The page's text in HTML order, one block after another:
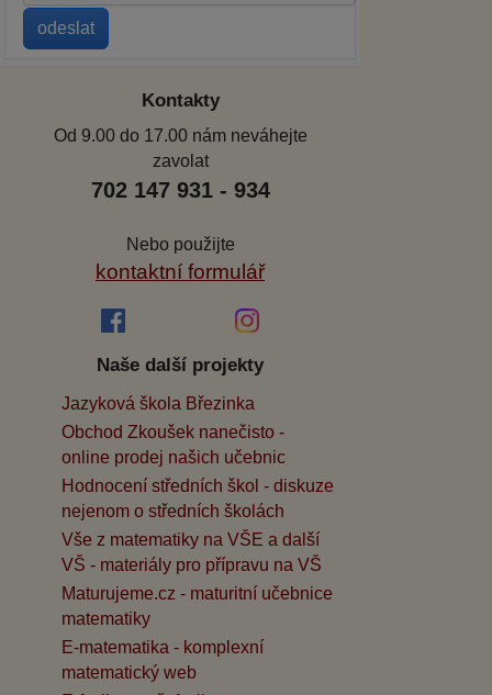
Kontakty
Od 9.00 do 17.00 nám neváhejte
zavolat
702 147 931 - 934
Nebo použijte
kontaktní formulář
Naše další projekty
Jazyková škola Březinka
Obchod Zkoušek nanečisto -
online prodej našich učebnic
Hodnocení středních škol - diskuze
nejenom o středních školách
Vše z matematiky na VŠE a další
VŠ - materiály pro přípravu na VŠ
Maturujeme.cz - maturitní učebnice
matematiky
E-matematika - komplexní
matematický web